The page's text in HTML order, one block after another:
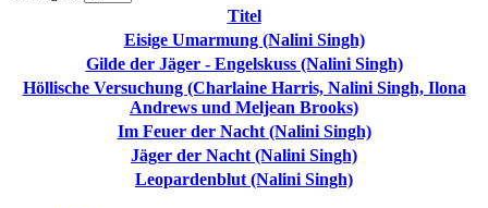
Titel
Eisige Umarmung (Nalini Singh)
Gilde der Jäger - Engelskuss (Nalini Singh)
Höllische Versuchung (Charlaine Harris, Nalini Singh, Ilona
Andrews und Meljean Brooks)
Im Feuer der Nacht (Nalini Singh)
Jäger der Nacht (Nalini Singh)
Leopardenblut (Nalini Singh)